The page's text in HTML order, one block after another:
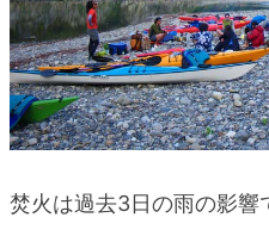
焚火は過去3日の雨の影響